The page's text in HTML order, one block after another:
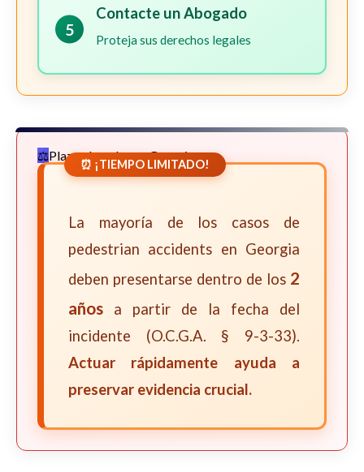
5
Contacte un Abogado
Proteja sus derechos legales
Plazos Legales en Georgia
⏰ ¡TIEMPO LIMITADO!
La mayoría de los casos de
pedestrian accidents en Georgia
deben presentarse dentro de los 2
años a partir de la fecha del
incidente (O.C.G.A. § 9-3-33).
Actuar rápidamente ayuda a
preservar evidencia crucial.